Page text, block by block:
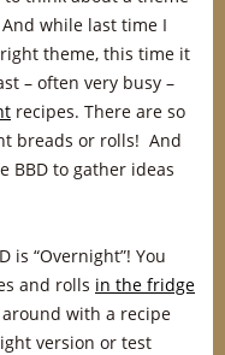
while last time I
theme, this time it
– often very busy –
recipes. There are so
breads or rolls! And
BBD to gather ideas
is “Overnight”! You
and rolls in the fridge
with a recipe
version or test